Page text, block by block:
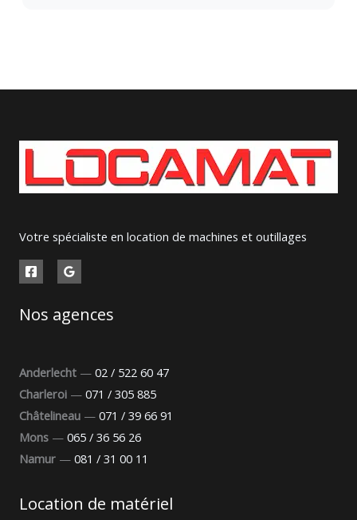
Votre spécialiste en location de machines et outillages
Nos agences
Anderlecht — 02 / 522 60 47
Charleroi — 071 / 305 885
Châtelineau — 071 / 39 66 91
Mons — 065 / 36 56 26
Namur — 081 / 31 00 11
Location de matériel